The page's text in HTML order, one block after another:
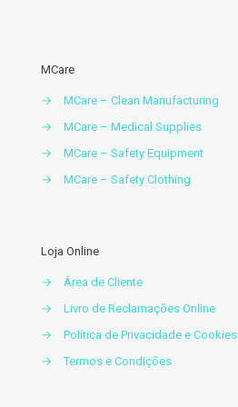
MCare
→
MCare – Clean Manufacturing
→
MCare – Medical Supplies
→
MCare – Safety Equipment
→
MCare – Safety Clothing
Loja Online
→
Área de Cliente
→
Livro de Reclamações Online
→
Política de Privacidade e Cookies
→
Termos e Condições